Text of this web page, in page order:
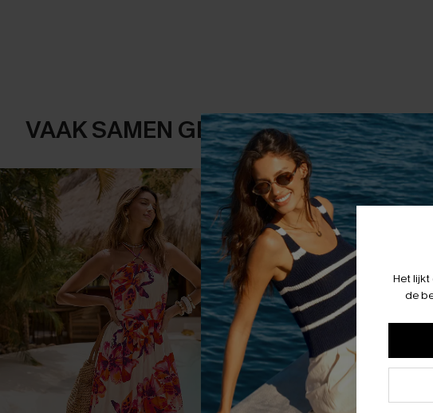
VAAK SAMEN GEKOCHT
Het lijkt
de